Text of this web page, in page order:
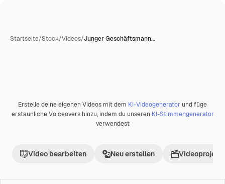
Startseite/Stock/Videos/Junger Geschäftsmann…
Premium
Erstelle deine eigenen Videos mit dem KI-Videogenerator und füge
erstaunliche Voiceovers hinzu, indem du unseren KI-Stimmengenerator
verwendest
Video bearbeiten Neu erstellen Videoprojekt